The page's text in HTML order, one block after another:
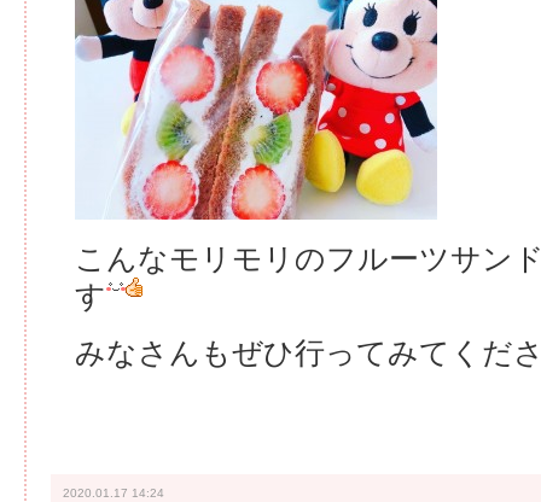
こんなモリモリのフルーツサン
す
みなさんもぜひ行ってみてくだ
2020.01.17 14:24